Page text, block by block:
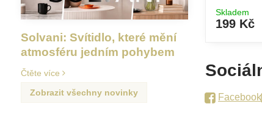
Skladem
199 Kč
Facebook
Solvani: Svítidlo, které mění
atmosféru jedním pohybem
Čtěte více
Zobrazit všechny novinky